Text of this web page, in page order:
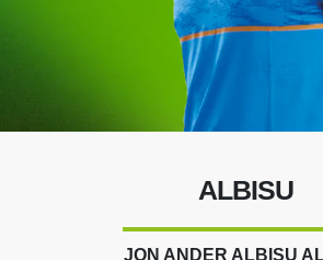
ALBISU
JON ANDER ALBISU